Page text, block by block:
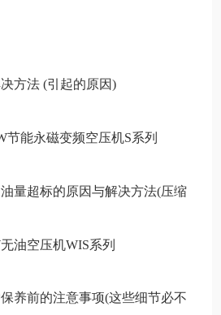
方法 (引起的原因)
节能永磁变频空压机S系列
量超标的原因与解决方法(压缩
油空压机WIS系列
养前的注意事项(这些细节必不